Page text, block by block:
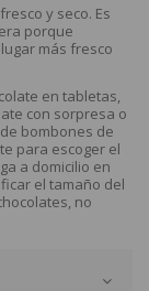
y seco. Es
porque
más fresco
en tabletas,
con sorpresa o
bombones de
para escoger el
a domicilio en
el tamaño del
no